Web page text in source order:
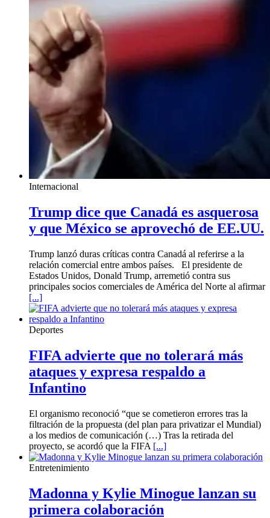
Internacional
Trump dice que Canadá es asquerosa
y que México se aprovechó de EE.UU.
Trump lanzó duras críticas contra Canadá al referirse a la
relación comercial entre ambos países. El presidente de
Estados Unidos, Donald Trump, arremetió contra sus
principales socios comerciales de América del Norte al afirmar
[...]
Deportes
FIFA advierte que no tolerará más
ataques y expresa respaldo a
Infantino
El organismo reconoció “que se cometieron errores tras la
filtración de la propuesta (del plan para privatizar el Mundial)
a los medios de comunicación (…) Tras la retirada del
proyecto, se acordó que la FIFA [...]
Entretenimiento
Madonna y Kylie Minogue lanzan su
primera colaboración